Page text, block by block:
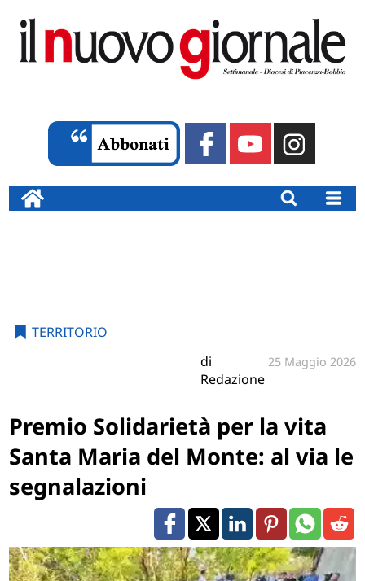
TERRITORIO
di
Redazione
25 Maggio 2026
Premio Solidarietà per la vita
Santa Maria del Monte: al via le
segnalazioni